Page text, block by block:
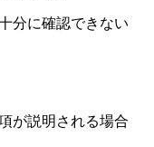
分に確認できない
が説明される場合